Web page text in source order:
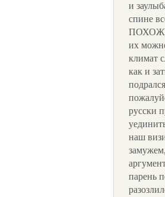
и
спине
ПОХОЖИ
их
климат
как и
русски
наш
парень